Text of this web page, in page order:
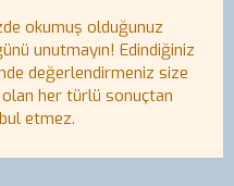
okumuş olduğunuz
unutmayın! Edindiğiniz
değerlendirmeniz size
olan her türlü sonuçtan
etmez.